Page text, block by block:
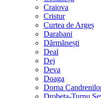
Craiova
Cristur
Curtea de Argeș
Darabani
Dărmănești
Deal
Dej
Deva
Doaga
Dorna
Drobeta-Turnu